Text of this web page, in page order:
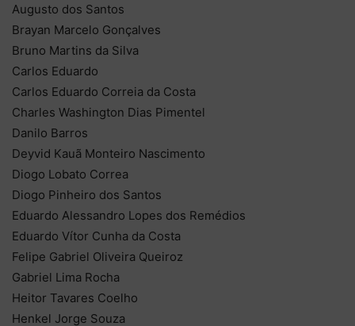
Augusto dos Santos
Brayan Marcelo Gonçalves
Bruno Martins da Silva
Carlos Eduardo
Carlos Eduardo Correia da Costa
Charles Washington Dias Pimentel
Danilo Barros
Deyvid Kauã Monteiro Nascimento
Diogo Lobato Correa
Diogo Pinheiro dos Santos
Eduardo Alessandro Lopes dos Remédios
Eduardo Vítor Cunha da Costa
Felipe Gabriel Oliveira Queiroz
Gabriel Lima Rocha
Heitor Tavares Coelho
Henkel Jorge Souza